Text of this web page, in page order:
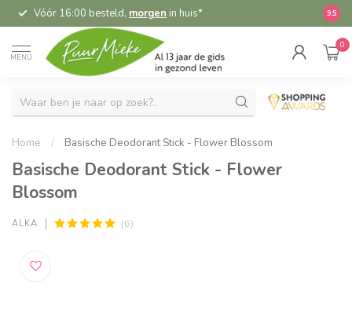
Vóór 16:00 besteld, morgen in huis* 9.5
MENU
0
Home / Basische Deodorant Stick - Flower Blossom
Basische Deodorant Stick - Flower
Blossom
ALKA (6)